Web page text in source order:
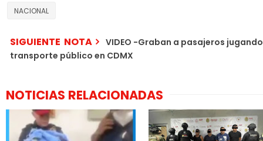
NACIONAL
SIGUIENTE NOTA
VIDEO -Graban a pasajeros
transporte público en CDMX
NOTICIAS RELACIONADAS